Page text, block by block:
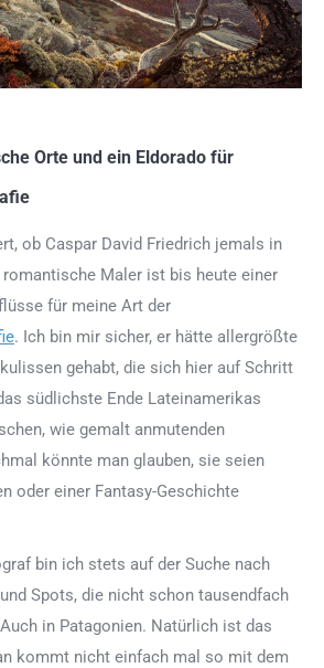
Orte und ein Eldorado für
ob Caspar David Friedrich jemals in
romantische Maler ist bis heute einer
für meine Art der
. Ich bin mir sicher, er hätte allergrößte
gehabt, die sich hier auf Schritt
südlichste Ende Lateinamerikas
wie gemalt anmutenden
könnte man glauben, sie seien
oder einer Fantasy-Geschichte
bin ich stets auf der Suche nach
Spots, die nicht schon tausendfach
in Patagonien. Natürlich ist das
kommt nicht einfach mal so mit dem